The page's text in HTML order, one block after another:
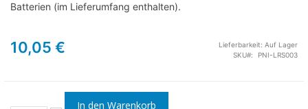
Batterien (im Lieferumfang enthalten).
10,05 € Lieferbarkeit: Auf Lager
SKU
PNI-LRS003
In den Warenkorb